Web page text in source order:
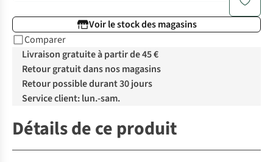
Voir le stock des magasins
Comparer
Livraison gratuite à partir de 45 €
Retour gratuit dans nos magasins
Retour possible durant 30 jours
Service client: lun.-sam.
Détails de ce produit